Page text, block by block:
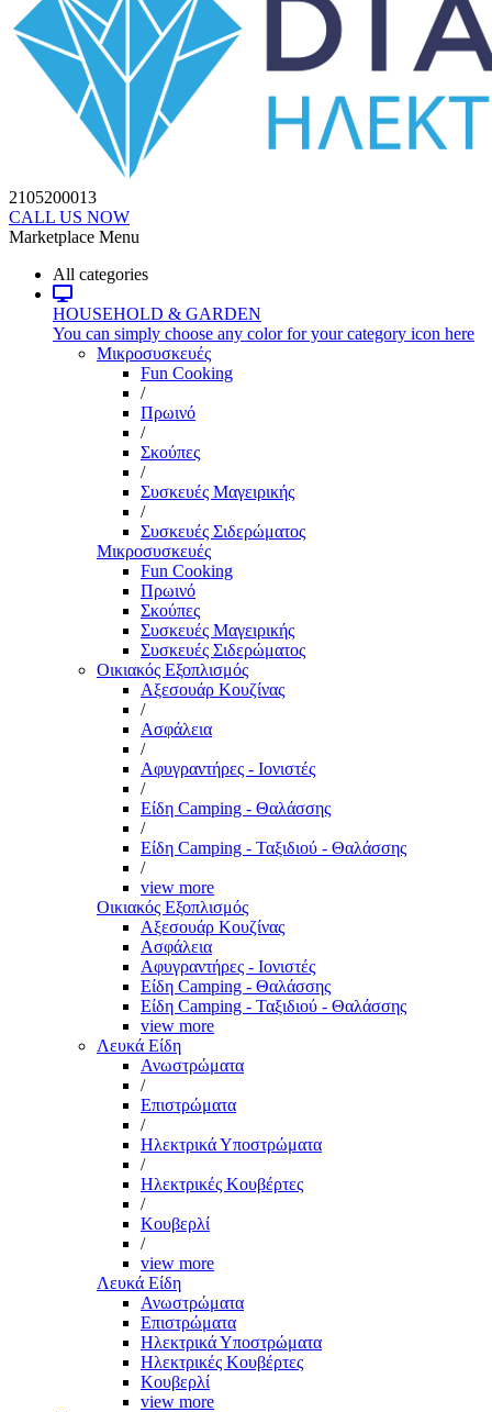
2105200013
CALL US NOW
Marketplace Menu
All categories
HOUSEHOLD & GARDEN
You can simply choose any color for your category icon here
Μικροσυσκευές
Fun Cooking
/
Πρωινό
/
Σκούπες
/
Συσκευές Μαγειρικής
/
Συσκευές Σιδερώματος
Μικροσυσκευές
Fun Cooking
Πρωινό
Σκούπες
Συσκευές Μαγειρικής
Συσκευές Σιδερώματος
Οικιακός Εξοπλισμός
Αξεσουάρ Κουζίνας
/
Ασφάλεια
/
Αφυγραντήρες - Ιονιστές
/
Είδη Camping - Θαλάσσης
/
Είδη Camping - Ταξιδιού - Θαλάσσης
/
view more
Οικιακός Εξοπλισμός
Αξεσουάρ Κουζίνας
Ασφάλεια
Αφυγραντήρες - Ιονιστές
Είδη Camping - Θαλάσσης
Είδη Camping - Ταξιδιού - Θαλάσσης
view more
Λευκά Είδη
Ανωστρώματα
/
Επιστρώματα
/
Ηλεκτρικά Υποστρώματα
/
Ηλεκτρικές Κουβέρτες
/
Κουβερλί
/
view more
Λευκά Είδη
Ανωστρώματα
Επιστρώματα
Ηλεκτρικά Υποστρώματα
Ηλεκτρικές Κουβέρτες
Κουβερλί
view more